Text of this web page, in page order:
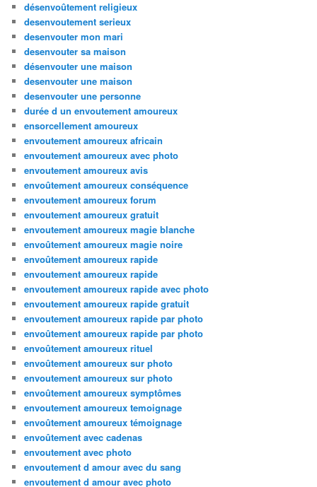
désenvoûtement religieux
desenvoutement serieux
desenvouter mon mari
desenvouter sa maison
désenvouter une maison
desenvouter une maison
desenvouter une personne
durée d un envoutement amoureux
ensorcellement amoureux
envoutement amoureux africain
envoutement amoureux avec photo
envoutement amoureux avis
envoûtement amoureux conséquence
envoutement amoureux forum
envoutement amoureux gratuit
envoutement amoureux magie blanche
envoûtement amoureux magie noire
envoûtement amoureux rapide
envoutement amoureux rapide
envoutement amoureux rapide avec photo
envoutement amoureux rapide gratuit
envoutement amoureux rapide par photo
envoûtement amoureux rapide par photo
envoûtement amoureux rituel
envoûtement amoureux sur photo
envoutement amoureux sur photo
envoûtement amoureux symptômes
envoutement amoureux temoignage
envoûtement amoureux témoignage
envoûtement avec cadenas
envoutement avec photo
envoutement d amour avec du sang
envoutement d amour avec photo